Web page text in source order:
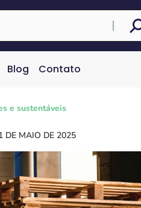
Blog Contato
e sustentáveis
DE MAIO DE 2025